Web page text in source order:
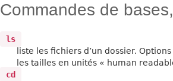
Commandes de
ls
liste les fichiers d’un dossier. Options
les tailles en unités « human
cd